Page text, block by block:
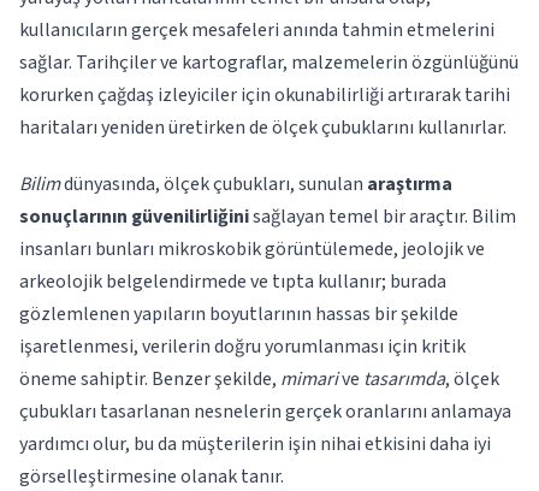
kullanıcıların gerçek mesafeleri anında tahmin etmelerini
sağlar. Tarihçiler ve kartograflar, malzemelerin özgünlüğünü
korurken çağdaş izleyiciler için okunabilirliği artırarak tarihi
haritaları yeniden üretirken de ölçek çubuklarını kullanırlar.
Bilimdünyasında, ölçek çubukları, sunulan araştırma
sonuçlarının güvenilirliğinisağlayan temel bir araçtır. Bilim
insanları bunları mikroskobik görüntülemede, jeolojik ve
arkeolojik belgelendirmede ve tıpta kullanır; burada
gözlemlenen yapıların boyutlarının hassas bir şekilde
işaretlenmesi, verilerin doğru yorumlanması için kritik
öneme sahiptir. Benzer şekilde, mimarive tasarımda, ölçek
çubukları tasarlanan nesnelerin gerçek oranlarını anlamaya
yardımcı olur, bu da müşterilerin işin nihai etkisini daha iyi
görselleştirmesine olanak tanır.